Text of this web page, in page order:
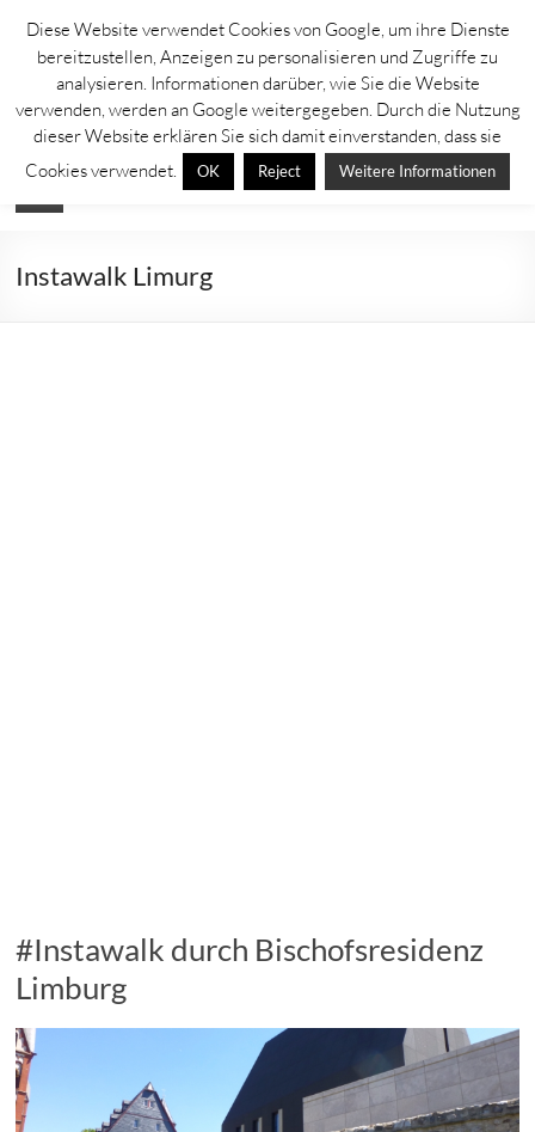
Zum
Inhalt
springen
Lahntastisch
Sehenswürdigkeiten, Ausflugsziele und Aktuelles rechts und links der
Lahn
Menü
Instawalk Limurg
#Instawalk durch Bischofsresidenz
Limburg
Diese Website verwendet Cookies von Google, um ihre Dienste
bereitzustellen, Anzeigen zu personalisieren und Zugriffe zu
analysieren. Informationen darüber, wie Sie die Website
verwenden, werden an Google weitergegeben. Durch die Nutzung
dieser Website erklären Sie sich damit einverstanden, dass sie
Cookies verwendet.
OK Reject Weitere Informationen